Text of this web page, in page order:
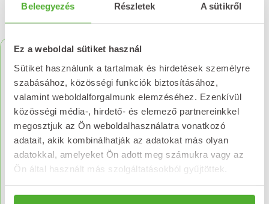
Beleegyezés Részletek A sütikről
Ez a weboldal sütiket használ
Sütiket használunk a tartalmak és hirdetések személyre
szabásához, közösségi funkciók biztosításához,
valamint weboldalforgalmunk elemzéséhez. Ezenkívül
közösségi média-, hirdető- és elemező partnereinkkel
megosztjuk az Ön weboldalhasználatra vonatkozó
adatait, akik kombinálhatják az adatokat más olyan
adatokkal, amelyeket Ön adott meg számukra vagy az
Ön által használt más szolgáltatásokból gyűjtöttek.
Kapcsolódó termékek